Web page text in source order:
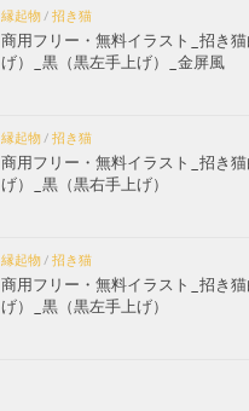
縁起物/ 招き猫
商用フリー・無料イラスト_招き
げ）_黒（黒左手上げ）_金屏風
縁起物/ 招き猫
商用フリー・無料イラスト_招き
げ）_黒（黒右手上げ）
縁起物/ 招き猫
商用フリー・無料イラスト_招き
げ）_黒（黒左手上げ）